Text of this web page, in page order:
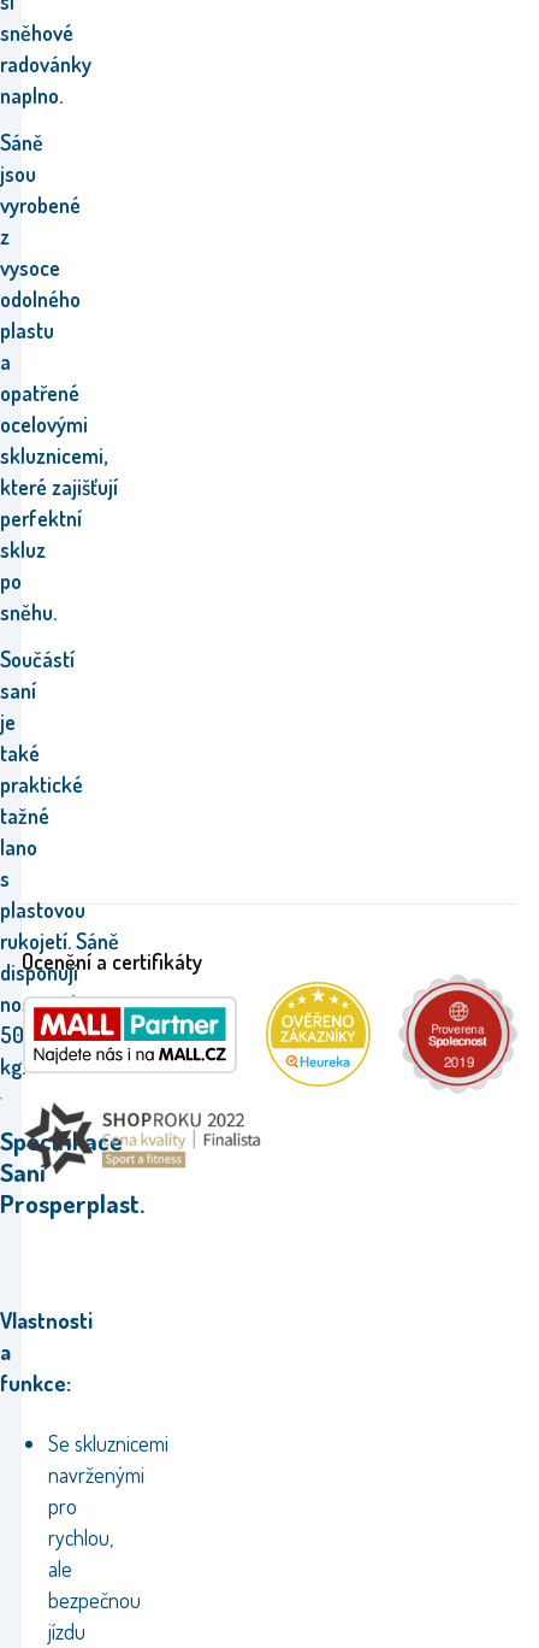
sněhové
radovánky
naplno.
Sáně
jsou
vyrobené
z
vysoce
odolného
plastu
a
opatřené
ocelovými
skluznicemi,
které zajišťují
perfektní
skluz
po
sněhu.
Součástí
saní
je
také
praktické
tažné
lano
s
plastovou
rukojetí. Sáně
disponují
nosností
50
kg.
Specifikace
Saní
Prosperplast.
Vlastnosti
a
funkce:
Se skluznicemi
navrženými
pro
rychlou,
ale
bezpečnou
jízdu
Ocenění a certifikáty